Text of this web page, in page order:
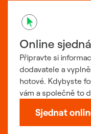
Online
Připravte si
dodavatele a
hotové. Kdybyste
vám a společně to
Sjednat